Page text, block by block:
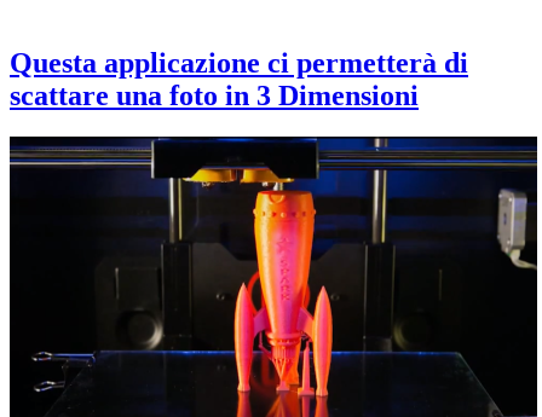
Questa applicazione ci permetterà di
scattare una foto in 3 Dimensioni